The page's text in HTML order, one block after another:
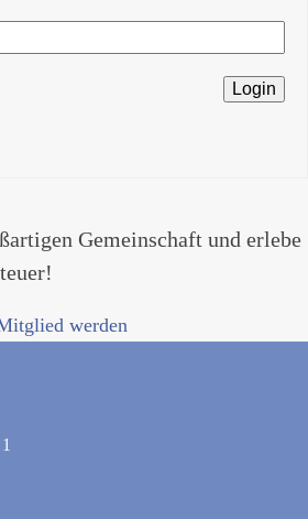
Gemeinschaft und erlebe
werden